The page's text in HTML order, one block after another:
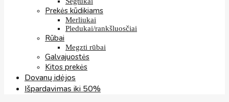
Prekės kūdikiams
Merliukai
Pledukai/rankšluosčiai
Rūbai
Megzti rūbai
Galvajuostės
Kitos prekės
Dovanų idėjos
Išpardavimas iki 50%